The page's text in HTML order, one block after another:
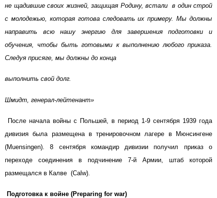
не щадившие своих жизней, защищая Родину, встали в один строй
с молодежью, которая готова следовать их примеру. Мы должны
направить всю нашу энергию для завершения подготовки и
обучения, чтобы быть готовыми к выполнению любого приказа.
Следуя присяге, мы должны до конца
выполнить свой долг.
Шмидт, генерал-лейтенант»
После начала войны с Польшей, в период 1-9 сентября 1939 года
дивизия была размещена в тренировочном лагере в Мюнсингене
(Muensingen). 8 сентября командир дивизии получил приказ о
переходе соединения в подчинение 7-й Армии, штаб которой
размещался в Калве (Calw).
Подготовка к войне (Preparing for war)